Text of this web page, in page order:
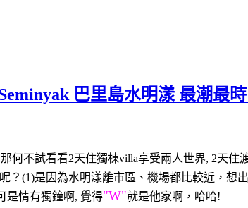
巴里島水明漾 最潮最
何不試看看2天住獨棟villa享受兩人世界, 2天住
？ (1)是因為水明漾離市區、機場都比較近，想
是情有獨鐘啊, 覺得"W"就是他家啊，哈哈!